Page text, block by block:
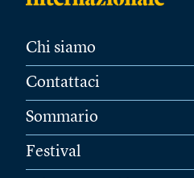
Chi siamo
Contattaci
Sommario
Festival